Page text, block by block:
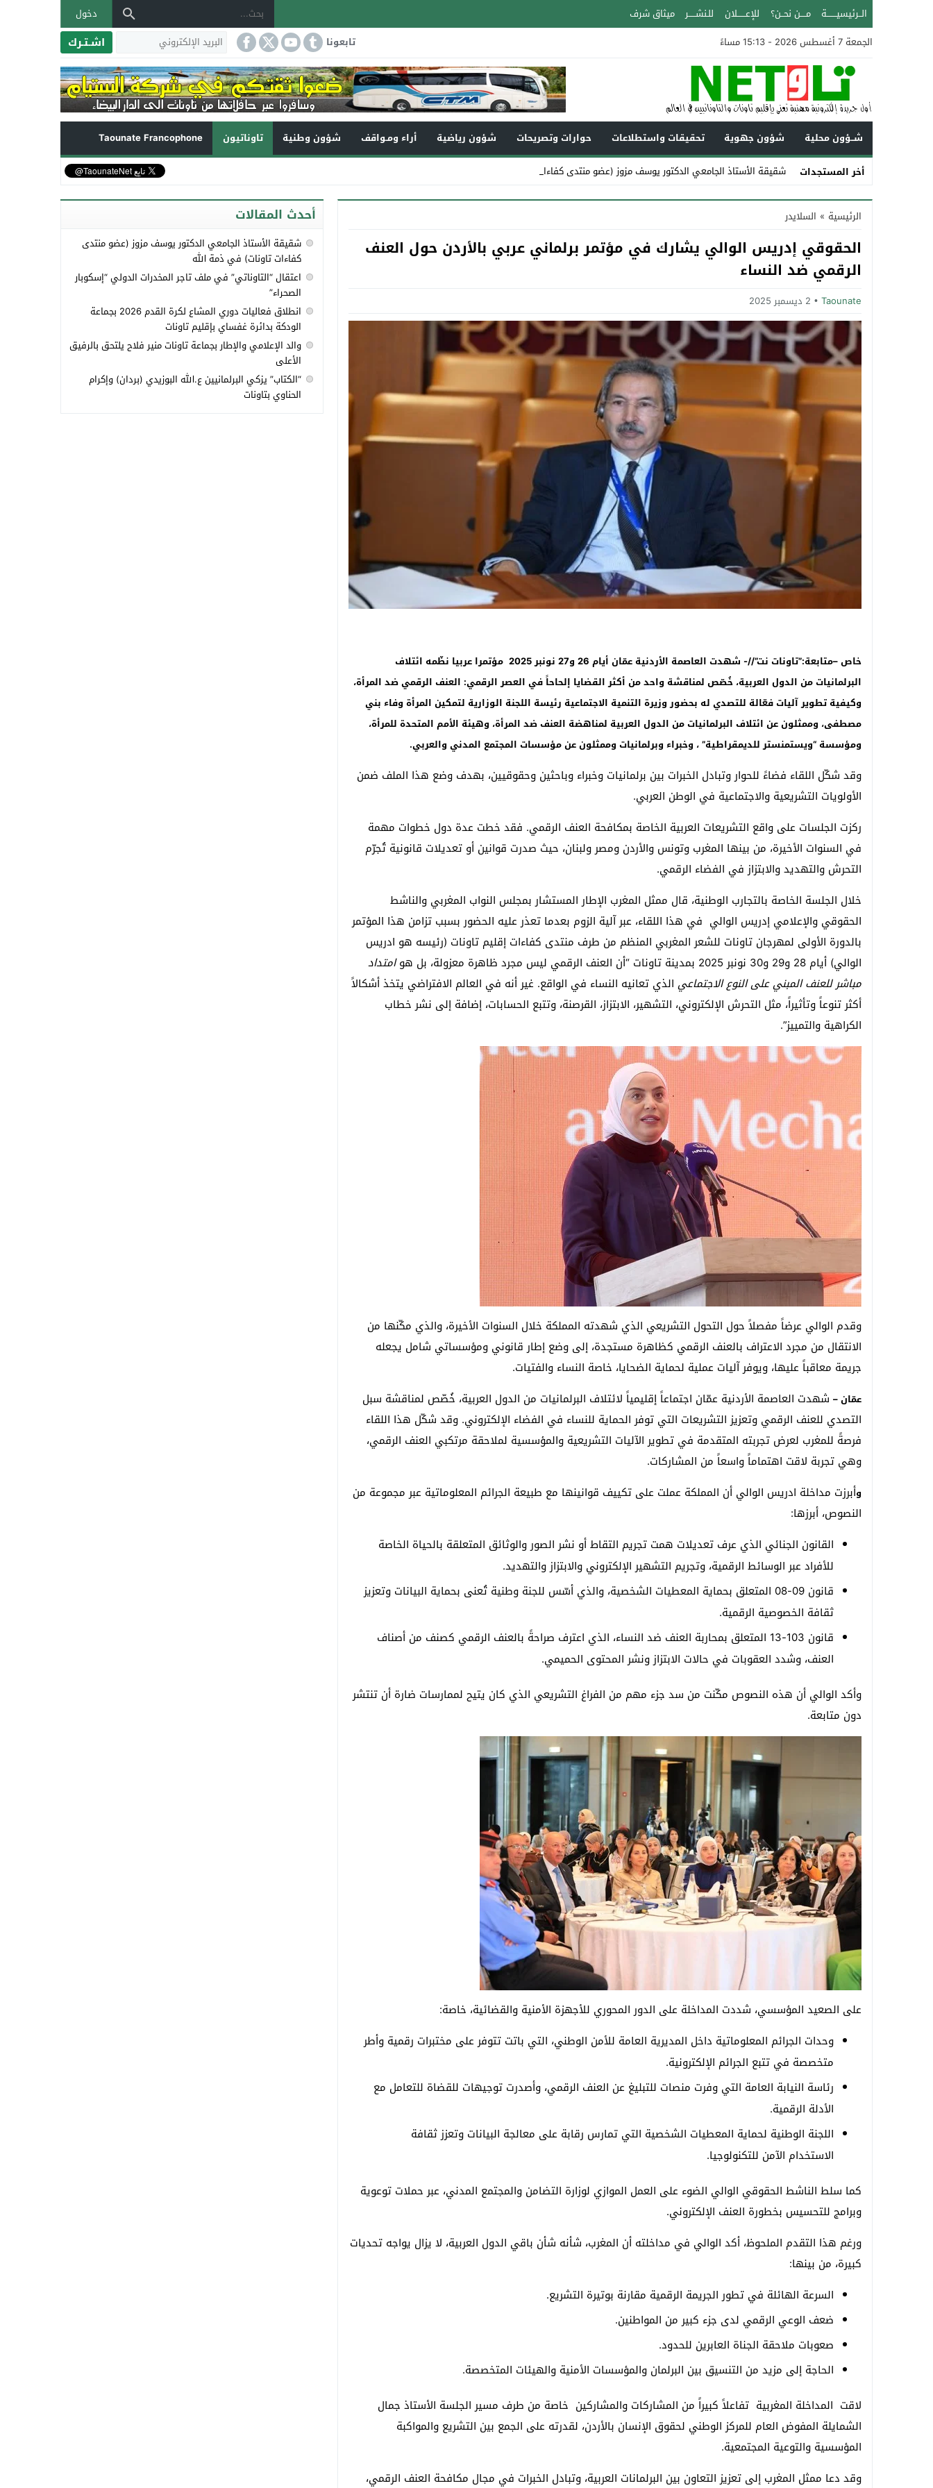
الــرئيسيـــــــة مــــن نحــن؟ للإعــــــلان للـنشـــــر ميثاق شرف
دخول
الجمعة 7 أغسطس 2026 - 15:13 مساءً
تابعونا اشـتـرك
شــؤون محلية شؤون جهوية تحقيقات واستطلاعات حوارات وتصريحات شؤون رياضية أراء ومـواقف شؤون وطنية تاوناتيون
Taounate Francophone
أخر المستجدات
شقيقة الأستاذ الجامعي الدكتور يوسف مزوز (عضو منتدى كفاءات تاونات) في ذم _
Stop
Previous
Next
الرئيسية » السلايدر
الحقوقي إدريس الوالي يشارك في مؤتمر برلماني عربي بالأردن حول العنف
الرقمي ضد النساء
Taounate 2 ديسمبر 2025
خاص –متابعة:”تاونات نت”//- شهدت العاصمة الأردنية عمّان أيام 26 و27 نونبر 2025 مؤتمرا عربيا نظّمه ائتلاف
البرلمانيات من الدول العربية، خُصّص لمناقشة واحد من أكثر القضايا إلحاحاً في العصر الرقمي: العنف الرقمي ضد المرأة،
وكيفية تطوير آليات فعّالة للتصدي له بحضور وزيرة التنمية الاجتماعية رئيسة اللجنة الوزارية لتمكين المرأة وفاء بني
مصطفى، وممثلون عن ائتلاف البرلمانيات من الدول العربية لمناهضة العنف ضد المرأة، وهيئة الأمم المتحدة للمرأة،
ومؤسسة “ويستمنستر للديمقراطية” ، وخبراء وبرلمانيات وممثلون عن مؤسسات المجتمع المدني والعربي.
وقد شكّل اللقاء فضاءً للحوار وتبادل الخبرات بين برلمانيات وخبراء وباحثين وحقوقيين، بهدف وضع هذا الملف ضمن
الأولويات التشريعية والاجتماعية في الوطن العربي.
ركزت الجلسات على واقع التشريعات العربية الخاصة بمكافحة العنف الرقمي. فقد خطت عدة دول خطوات مهمة
في السنوات الأخيرة، من بينها المغرب وتونس والأردن ومصر ولبنان، حيث صدرت قوانين أو تعديلات قانونية تُجرّم
التحرش والتهديد والابتزاز في الفضاء الرقمي.
خلال الجلسة الخاصة بالتجارب الوطنية، قال ممثل المغرب الإطار المستشار بمجلس النواب المغربي والناشط
الحقوقي والإعلامي إدريس الوالي في هذا اللقاء، عبر آلية الزوم بعدما تعذر عليه الحضور بسبب تزامن هذا المؤتمر
بالدورة الأولى لمهرجان تاونات للشعر المغربي المنظم من طرف منتدى كفاءات إقليم تاونات (رئيسه هو ادريس
الوالي) أيام 28 و29 و30 نونبر 2025 بمدينة تاونات “أن العنف الرقمي ليس مجرد ظاهرة معزولة، بل هو
امتداد
مباشر للعنف المبني على النوع الاجتماعي الذي تعانيه النساء في الواقع. غير أنه في العالم الافتراضي يتخذ أشكالاً
أكثر تنوعاً وتأثيراً، مثل التحرش الإلكتروني، التشهير، الابتزاز، القرصنة، وتتبع الحسابات، إضافة إلى نشر خطاب
الكراهية والتمييز”.
وقدم الوالي عرضاً مفصلاً حول التحول التشريعي الذي شهدته المملكة خلال السنوات الأخيرة، والذي مكّنها من
الانتقال من مجرد الاعتراف بالعنف الرقمي كظاهرة مستجدة، إلى وضع إطار قانوني ومؤسساتي شامل يجعله
جريمة معاقباً عليها، ويوفر آليات عملية لحماية الضحايا، خاصة النساء والفتيات.
عمّان– شهدت العاصمة الأردنية عمّان اجتماعاً إقليمياً لائتلاف البرلمانيات من الدول العربية، خُصّص لمناقشة سبل
التصدي للعنف الرقمي وتعزيز التشريعات التي توفر الحماية للنساء في الفضاء الإلكتروني. وقد شكّل هذا اللقاء
فرصةً للمغرب لعرض تجربته المتقدمة في تطوير الآليات التشريعية والمؤسسية لملاحقة مرتكبي العنف الرقمي،
وهي تجربة لاقت اهتماماً واسعاً من المشاركات.
وأبرزت مداخلة ادريس الوالي أن المملكة عملت على تكييف قوانينها مع طبيعة الجرائم المعلوماتية عبر مجموعة من
النصوص، أبرزها:
القانون الجنائي الذي عرف تعديلات همت تجريم التقاط أو نشر الصور والوثائق المتعلقة بالحياة الخاصة
للأفراد عبر الوسائط الرقمية، وتجريم التشهير الإلكتروني والابتزاز والتهديد.
قانون 09-08 المتعلق بحماية المعطيات الشخصية، والذي أسّس للجنة وطنية تُعنى بحماية البيانات وتعزيز
ثقافة الخصوصية الرقمية.
قانون 103-13 المتعلق بمحاربة العنف ضد النساء، الذي اعترف صراحةً بالعنف الرقمي كصنف من أصناف
العنف، وشدد العقوبات في حالات الابتزاز ونشر المحتوى الحميمي.
وأكد الوالي أن هذه النصوص مكّنت من سد جزء مهم من الفراغ التشريعي الذي كان يتيح لممارسات ضارة أن تنتشر
دون متابعة.
على الصعيد المؤسسي، شددت المداخلة على الدور المحوري للأجهزة الأمنية والقضائية، خاصة:
وحدات الجرائم المعلوماتية داخل المديرية العامة للأمن الوطني، التي باتت تتوفر على مختبرات رقمية وأطر
متخصصة في تتبع الجرائم الإلكترونية.
رئاسة النيابة العامة التي وفرت منصات للتبليغ عن العنف الرقمي، وأصدرت توجيهات للقضاة للتعامل مع
الأدلة الرقمية.
اللجنة الوطنية لحماية المعطيات الشخصية التي تمارس رقابة على معالجة البيانات وتعزز ثقافة
الاستخدام الآمن للتكنولوجيا.
كما سلط الناشط الحقوقي الوالي الضوء على العمل الموازي لوزارة التضامن والمجتمع المدني، عبر حملات توعوية
وبرامج للتحسيس بخطورة العنف الإلكتروني.
ورغم هذا التقدم الملحوظ، أكد الوالي في مداخلته أن المغرب، شأنه شأن باقي الدول العربية، لا يزال يواجه تحديات
كبيرة، من بينها:
السرعة الهائلة في تطور الجريمة الرقمية مقارنة بوتيرة التشريع.
ضعف الوعي الرقمي لدى جزء كبير من المواطنين.
صعوبات ملاحقة الجناة العابرين للحدود.
الحاجة إلى مزيد من التنسيق بين البرلمان والمؤسسات الأمنية والهيئات المتخصصة.
لاقت المداخلة المغربية تفاعلاً كبيراً من المشاركات والمشاركين خاصة من طرف مسير الجلسة الأستاذ جمال
الشمايلة المفوض العام للمركز الوطني لحقوق الإنسان بالأردن، لقدرته على الجمع بين التشريع والمواكبة
المؤسسية والتوعية المجتمعية.
وقد دعا ممثل المغرب إلى تعزيز التعاون بين البرلمانات العربية، وتبادل الخبرات في مجال مكافحة العنف الرقمي،
أحدث المقالات
شقيقة الأستاذ الجامعي الدكتور يوسف مزوز (عضو منتدى
كفاءات تاونات) في ذمة الله
اعتقال “التاوناتي” في ملف تاجر المخدرات الدولي “إسكوبار
الصحراء”
انطلاق فعاليات دوري المشاع لكرة القدم 2026 بجماعة
الودكة بدائرة غفساي بإقليم تاونات
والد الإعلامي والإطار بجماعة تاونات منير فلاح يلتحق بالرفيق
الأعلى
“الكتاب” يزكي البرلمانيين ع.الله البوزيدي (بردان) وإكرام
الحناوي بتاونات